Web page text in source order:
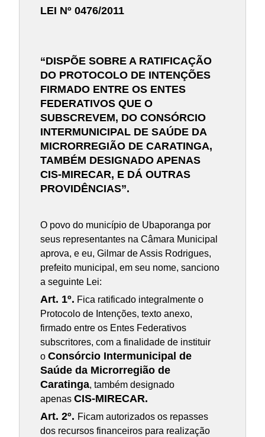
LEI Nº 0476/2011
“DISPÕE SOBRE A RATIFICAÇÃO
DO PROTOCOLO DE INTENÇÕES
FIRMADO ENTRE OS ENTES
FEDERATIVOS QUE O
SUBSCREVEM, DO CONSÓRCIO
INTERMUNICIPAL DE SAÚDE DA
MICRORREGIÃO DE CARATINGA,
TAMBÉM DESIGNADO APENAS
CIS-MIRECAR, E DÁ OUTRAS
PROVIDÊNCIAS”.
O povo do município de Ubaporanga por
seus representantes na Câmara Municipal
aprova, e eu, Gilmar de Assis Rodrigues,
prefeito municipal, em seu nome, sanciono
a seguinte Lei:
Art. 1º. Fica ratificado integralmente o
Protocolo de Intenções, texto anexo,
firmado entre os Entes Federativos
subscritores, com a finalidade de instituir
oConsórcio Intermunicipal de
Saúde da Microrregião de
Caratinga, também designado
apenasCIS-MIRECAR.
Art. 2º. Ficam autorizados os repasses
dos recursos financeiros para realização